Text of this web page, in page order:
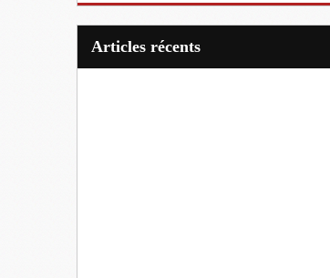
articles récents